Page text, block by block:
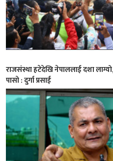
राजसंस्था हटेदेखि नेपाललाई दशा
पासो : दुर्गा प्रसाई